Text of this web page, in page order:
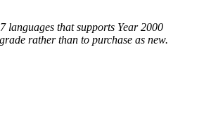
languages that supports Year 2000
rather than to purchase as new.